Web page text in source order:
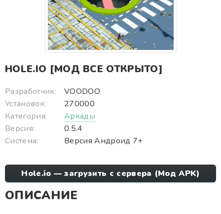
HOLE.IO [МОД ВСЕ ОТКРЫТО]
Разработчик:
VOODOO
Установок:
270000
Категория:
Аркады
Версия:
0.5.4
Система:
Версия Андроид 7+
Hole.io — загрузить с сервера (Мод APK)
ОПИСАНИЕ